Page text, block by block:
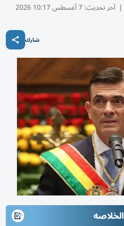
| آخر تحديث:7 أغسطس 10:17 2026
شارك
الخلاصه